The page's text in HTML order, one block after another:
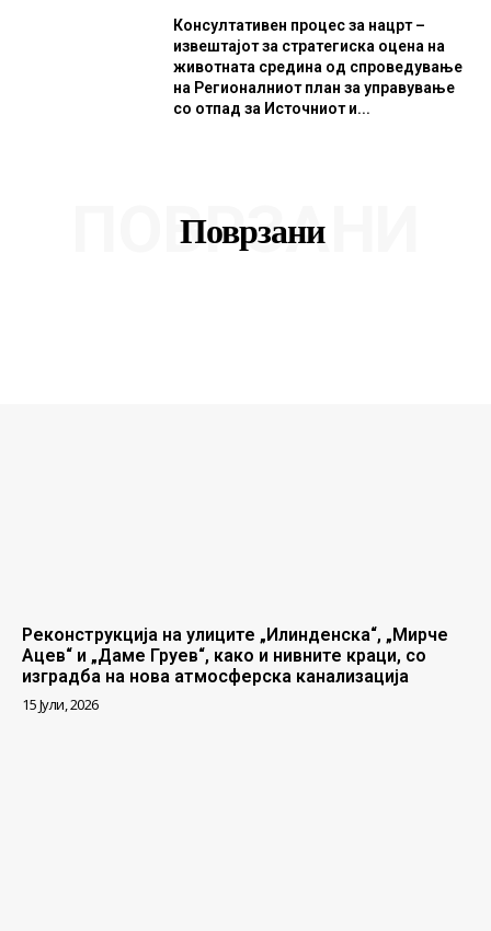
Консултативен процес за нацрт –
извештајот за стратегиска оцена на
животната средина од спроведување
на Регионалниот план за управување
со отпад за Источниот и...
Поврзани
ПОВРЗАНИ
Реконструкција на улиците „Илинденска“, „Мирче
Ацев“ и „Даме Груев“, како и нивните краци, со
изградба на нова атмосферска канализација
15 Јули, 2026